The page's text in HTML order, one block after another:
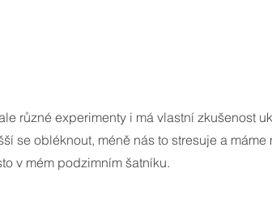
různé experimenty i má vlastní zkušenost
se obléknout, méně nás to stresuje a máme
v mém podzimním šatníku.